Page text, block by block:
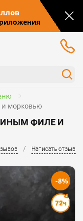
морковью
ФИЛЕ И
/ Написать отзыв
-8%